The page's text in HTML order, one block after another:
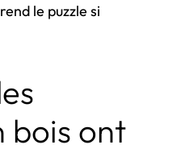
le puzzle si
bois ont